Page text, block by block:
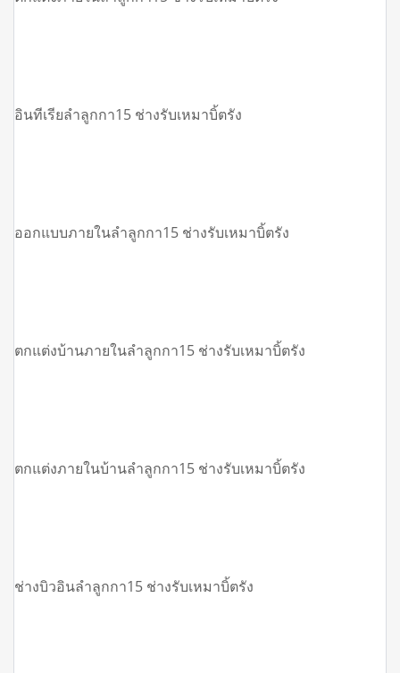
อินทีเรียลำลูกกา15 ช่างรับเหมาบิ้ตรัง
ออกแบบภายในลำลูกกา15 ช่างรับเหมาบิ้ตรัง
ตกแต่งบ้านภายในลำลูกกา15 ช่างรับเหมาบิ้ตรัง
ตกแต่งภายในบ้านลำลูกกา15 ช่างรับเหมาบิ้ตรัง
ช่างบิวอินลำลูกกา15 ช่างรับเหมาบิ้ตรัง